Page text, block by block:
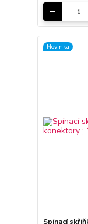
Novinka
Spínací